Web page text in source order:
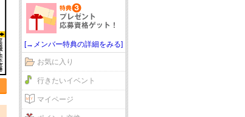
[→メンバー特典の詳細をみる]
お気に入り
行きたいイベント
マイページ